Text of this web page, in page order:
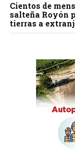
Cientos de
salteña Royón
tierras a